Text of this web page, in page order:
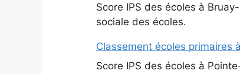
Score IPS des écoles à
sociale des écoles.
Classement écoles primaires
Score IPS des écoles à